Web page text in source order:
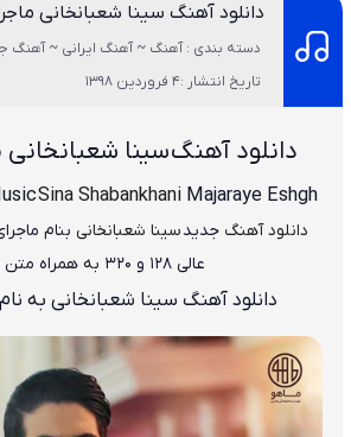
دانلود آهنگ سینا شعبانخانی
دسته بندی : آهنگ ~ آهنگ ایرانی ~ آهنگ
تاریخ انتشار :4 فروردین 1398
دانلود آهنگسینا
Sina Shabankhani Majaraye Eshgh
دانلود آهنگ جدیدسینا شعبانخانی بنام
عالی 128 و 320 به همراه متن ترانه
دانلود آهنگ سینا شعبانخانی به